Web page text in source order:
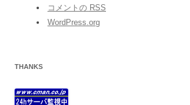
コメントの RSS
WordPress.org
THANKS